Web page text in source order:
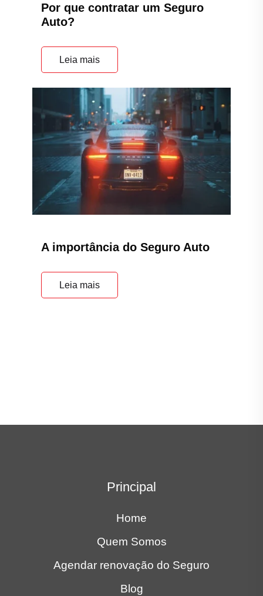
Por que contratar um Seguro
Auto?
Leia mais
A importância do Seguro Auto
Leia mais
Principal
Home
Quem Somos
Agendar renovação do Seguro
Blog